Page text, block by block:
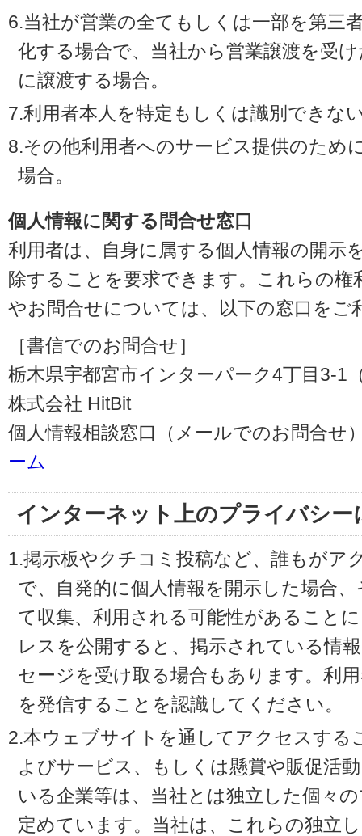
6.当社が営業の全てもしくは一部を第三
化する場合で、当社から営業譲渡を受
に譲渡する場合。
7.利用者本人を特定もしくは識別できな
8.その他利用者へのサービス提供のため
場合。
個人情報に関する問合せ窓口
利用者は、自身に属する個人情報の開示
除することを要求できます。これらの権
やお問合せについては、以下の窓口をご
［書信でのお問合せ］
栃木県宇都宮市インターパーク4丁目3-1
株式会社 HitBit
個人情報相談窓口（メールでのお問合せ
ーム
インターネット上のプライバシー
1.掲示板やクチコミ投稿など、誰もがア
で、自発的に個人情報を開示した場合
て収集、利用される可能性があること
レスを公開すると、掲示されている情
セージを受け取る場合もあります。利
を発信することを認識してください。
2.本ウェブサイトを通してアクセスする
よびサービス、もしくは懸賞や販促活
いる企業等は、当社とは独立した個々
定めています。当社は、これらの独立